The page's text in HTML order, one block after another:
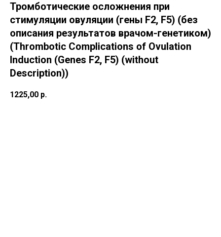
Тромботические осложнения при
стимуляции овуляции (гены F2, F5) (без
описания результатов врачом-генетиком)
(Thrombotic Complications of Ovulation
Induction (Genes F2, F5) (without
Description))
1225,00 р.